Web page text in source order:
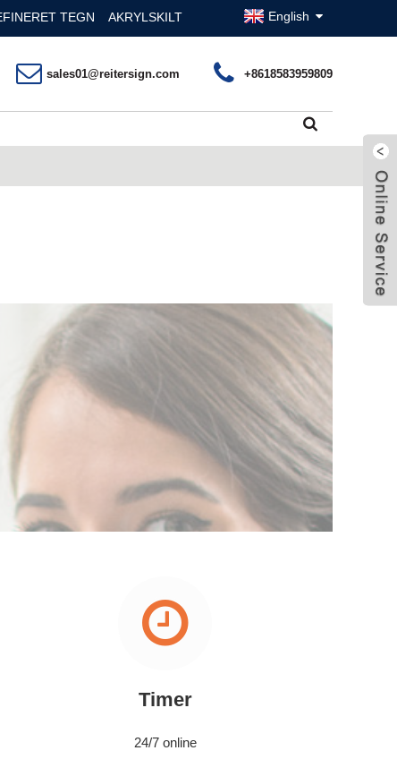
TEGN AKRYLSKILT English
sales01@reitersign.com +8618583959809
Timer
24/7 online